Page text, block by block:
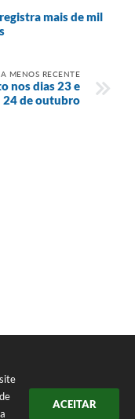
ACEITAR
mais de mil
MENOS RECENTE
nos dias 23 e
24 de outubro